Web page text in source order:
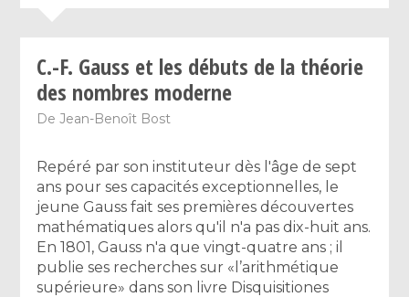
C.-F. Gauss et les débuts de la théorie
des nombres moderne
DeJean-Benoît Bost
Repéré par son instituteur dès l'âge de sept
ans pour ses capacités exceptionnelles, le
jeune Gauss fait ses premières découvertes
mathématiques alors qu'il n'a pas dix-huit ans.
En 1801, Gauss n'a que vingt-quatre ans ; il
publie ses recherches sur «l’arithmétique
supérieure» dans son livre Disquisitiones